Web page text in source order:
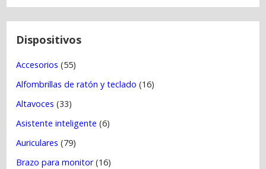
e
n
Dispositivos
Accesorios (55)
Alfombrillas de ratón y teclado (16)
Altavoces (33)
Asistente inteligente (6)
Auriculares (79)
Brazo para monitor(16)